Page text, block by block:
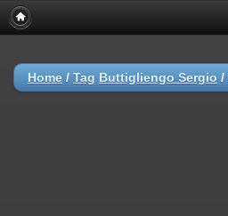
Home / Tag Buttigliengo Sergio /